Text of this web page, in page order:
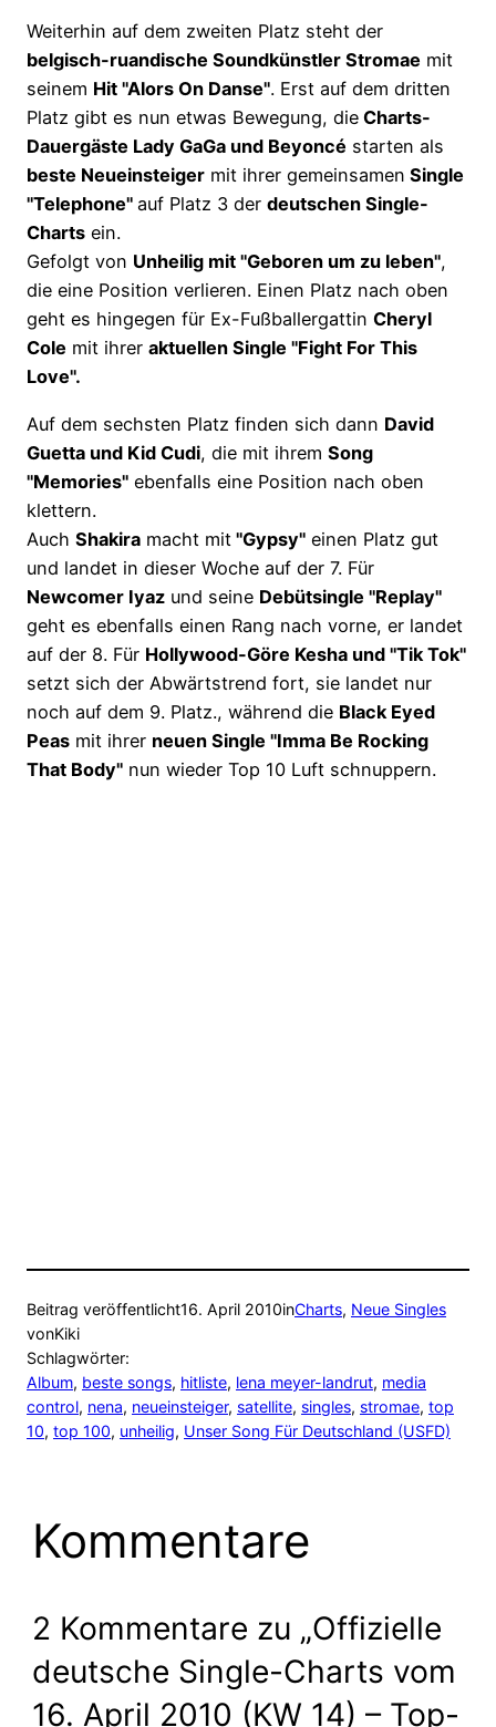
Weiterhin auf dem zweiten Platz steht der
belgisch-ruandische Soundkünstler Stromae mit
seinem Hit "Alors On Danse". Erst auf dem dritten
Platz gibt es nun etwas Bewegung, die Charts-
Dauergäste Lady GaGa und Beyoncé starten als
beste Neueinsteiger mit ihrer gemeinsamen Single
"Telephone" auf Platz 3 der deutschen Single-
Charts ein.
Gefolgt von Unheilig mit "Geboren um zu leben",
die eine Position verlieren. Einen Platz nach oben
geht es hingegen für Ex-Fußballergattin Cheryl
Cole mit ihrer aktuellen Single "Fight For This
Love".
Auf dem sechsten Platz finden sich dann David
Guetta und Kid Cudi, die mit ihrem Song
"Memories" ebenfalls eine Position nach oben
klettern.
Auch Shakira macht mit "Gypsy" einen Platz gut
und landet in dieser Woche auf der 7. Für
Newcomer Iyaz und seine Debütsingle "Replay"
geht es ebenfalls einen Rang nach vorne, er landet
auf der 8. Für Hollywood-Göre Kesha und "Tik Tok"
setzt sich der Abwärtstrend fort, sie landet nur
noch auf dem 9. Platz., während die Black Eyed
Peas mit ihrer neuen Single "Imma Be Rocking
That Body" nun wieder Top 10 Luft schnuppern.
Beitrag veröffentlicht16. April 2010inCharts, Neue Singles
vonKiki
Schlagwörter:
Album, beste songs, hitliste, lena meyer-landrut, media
control, nena, neueinsteiger, satellite, singles, stromae, top
10, top 100, unheilig, Unser Song Für Deutschland (USFD)
Kommentare
2 Kommentare zu „Offizielle
deutsche Single-Charts vom
16. April 2010 (KW 14) – Top-